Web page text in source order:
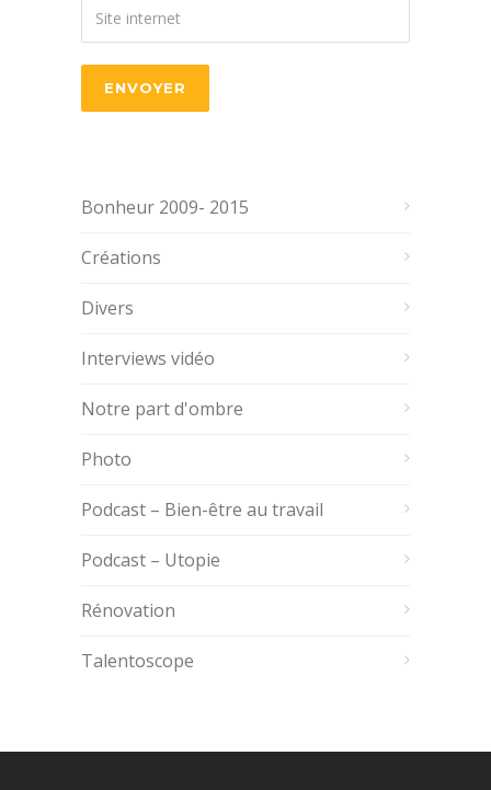
Bonheur 2009- 2015
Créations
Divers
Interviews vidéo
Notre part d'ombre
Photo
Podcast – Bien-être au travail
Podcast – Utopie
Rénovation
Talentoscope